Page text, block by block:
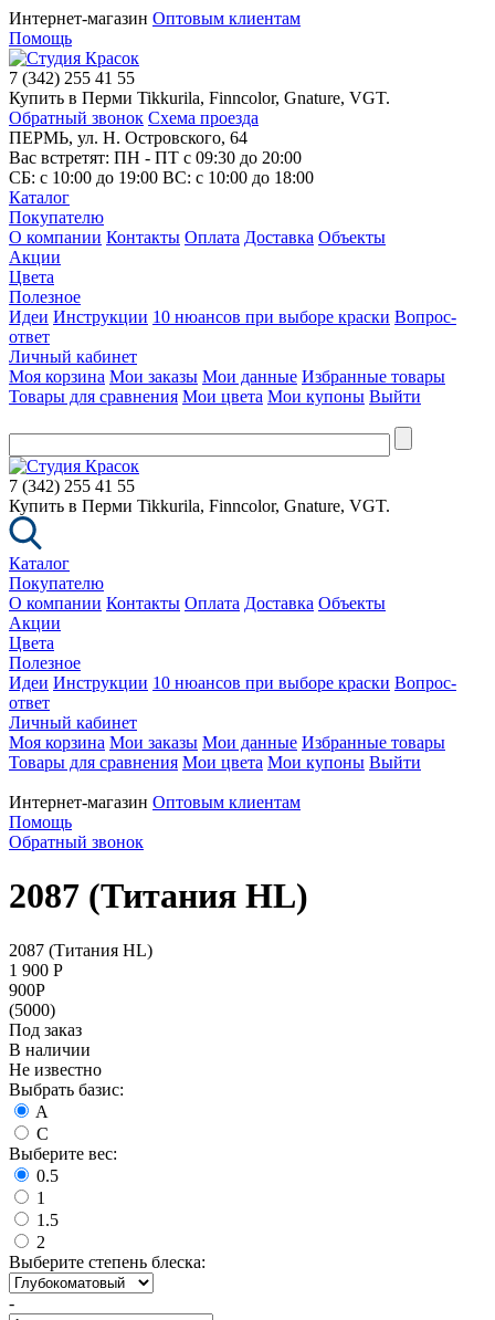
Интернет-магазин Оптовым клиентам
Помощь
7 (342) 255 41 55
Купить в Перми Tikkurila, Finncolor, Gnature, VGT.
Обратный звонок Схема проезда
ПЕРМЬ, ул. Н. Островского, 64
Вас встретят: ПН - ПТ с 09:30 до 20:00
СБ: с 10:00 до 19:00 ВС: с 10:00 до 18:00
Каталог
Покупателю
О компании Контакты Оплата Доставка Объекты
Акции
Цвета
Полезное
Идеи Инструкции 10 нюансов при выборе краски Вопрос-
ответ
Личный кабинет
Моя корзина Мои заказы Мои данные Избранные товары
Товары для сравнения Мои цвета Мои купоны Выйти
7 (342) 255 41 55
Купить в Перми Tikkurila, Finncolor, Gnature, VGT.
Каталог
Покупателю
О компании Контакты Оплата Доставка Объекты
Акции
Цвета
Полезное
Идеи Инструкции 10 нюансов при выборе краски Вопрос-
ответ
Личный кабинет
Моя корзина Мои заказы Мои данные Избранные товары
Товары для сравнения Мои цвета Мои купоны Выйти
Интернет-магазин Оптовым клиентам
Помощь
Обратный звонок
2087 (Титания HL)
2087 (Титания HL)
1 900 P
900P
(5000)
Под заказ
В наличии
Не известно
Выбрать базис:
A
C
Выберите вес:
0.5
1
1.5
2
Выберите степень блеска:
-